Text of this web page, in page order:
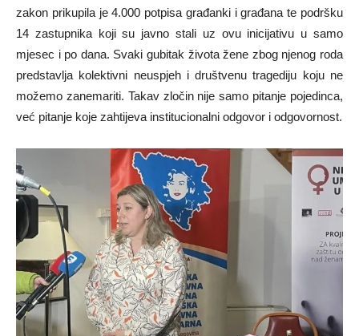
zakon prikupila je 4.000 potpisa građanki i građana te podršku
14 zastupnika koji su javno stali uz ovu inicijativu u samo
mjesec i po dana. Svaki gubitak života žene zbog njenog roda
predstavlja kolektivni neuspjeh i društvenu tragediju koju ne
možemo zanemariti. Takav zločin nije samo pitanje pojedinca,
već pitanje koje zahtijeva institucionalni odgovor i odgovornost.